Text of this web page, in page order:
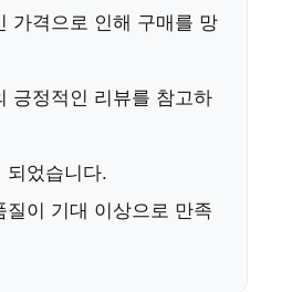
가격으로 인해 구매를 망
긍정적인 리뷰를 참고하
되었습니다.
질이 기대 이상으로 만족